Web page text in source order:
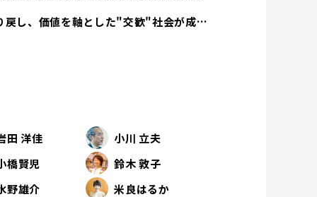
経済活動は人間性を取り戻し、価値を軸とした"交歓"社会が成立する
田 洋佳
小川 立夫
橋賢児
鈴木 敦子
野雄介
米良はるか